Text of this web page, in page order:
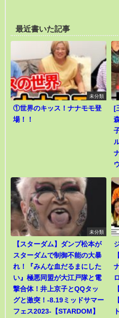
最近書いた記事
未分類
①世界のキッス！ナナモモ登
場！！
[
未分類
【スターダム】ダンプ松本が
スターダムで制御不能の大暴
れ！『みんな血だるまにした
い』極悪同盟が大江戸隊と電
撃合体！井上京子とQQタッ
グと激突！-8.19ミッドサマー
フェス2023-【STARDOM】